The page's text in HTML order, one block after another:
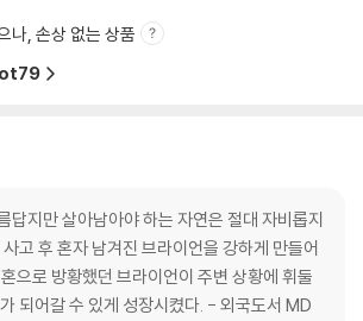
나, 손상 없는 상품
답지만 살아남아야 하는 자연은 절대 자비롭지
고 후 혼자 남겨진 브라이언을 강하게 만들어
으로 방황했던 브라이언이 주변 상황에 휘둘
되어갈 수 있게 성장시켰다. - 외국도서 MD